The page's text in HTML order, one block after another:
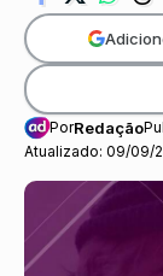
Atualizado: 09/09/
PorRedação